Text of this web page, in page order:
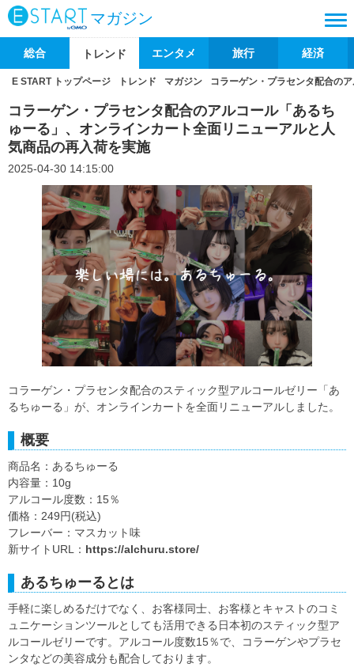
マガジン
総合 トレンド エンタメ 旅行 経済
E START トップページ トレンド マガジン コラーゲン・プラセンタ配合の
コラーゲン・プラセンタ配合のアルコール「あるち
ゅーる」、オンラインカート全面リニューアルと人
気商品の再入荷を実施
2025-04-30 14:15:00
コラーゲン・プラセンタ配合のスティック型アルコールゼリー「あ
るちゅーる」が、オンラインカートを全面リニューアルしました。
概要
商品名：あるちゅーる
内容量：10g
アルコール度数：15％
価格：249円(税込)
フレーバー：マスカット味
新サイトURL： https://alchuru.store/
あるちゅーるとは
手軽に楽しめるだけでなく、お客様同士、お客様とキャストのコミ
ュニケーションツールとしても活用できる日本初のスティック型ア
ルコールゼリーです。アルコール度数15％で、コラーゲンやプラセ
ンタなどの美容成分も配合しております。